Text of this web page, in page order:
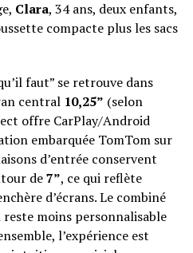
Clara, 34 ans, deux enfants,
compacte plus les sacs
faut” se retrouve dans
central 10,25” (selon
offre CarPlay/Android
embarquée TomTom sur
d’entrée conservent
de7”, ce qui reflète
d’écrans. Le combiné
reste moins personnalisable
l’expérience est